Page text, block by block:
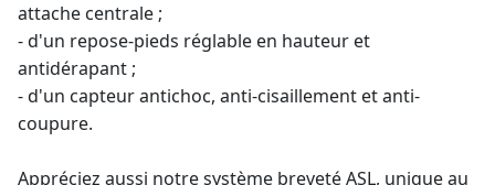
attache centrale ;
- d'un repose-pieds réglable en hauteur et
antidérapant ;
- d'un capteur antichoc, anti-cisaillement et anti-
coupure.
Appréciez aussi notre système breveté ASL, unique au